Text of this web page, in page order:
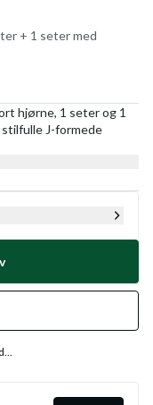
+ 1 seter med
hjørne, 1 seter og 1
J-formede